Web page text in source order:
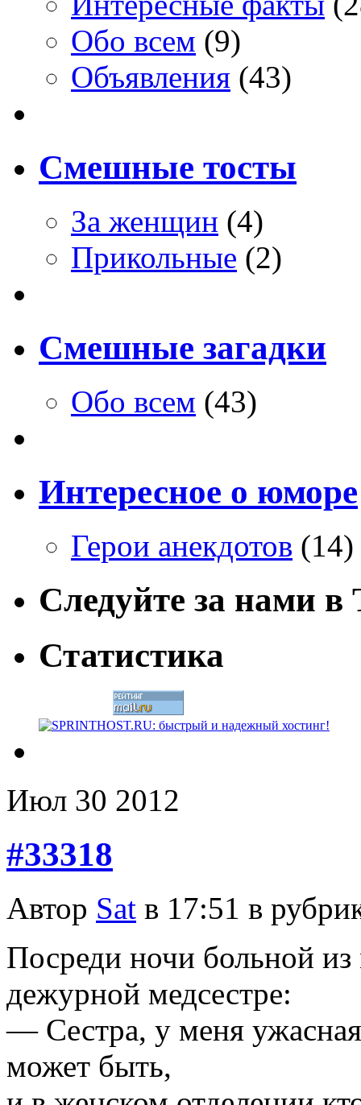
Обо всем (9)
Объявления (43)
Смешные тосты
За женщин (4)
Прикольные (2)
Смешные загадки
Обо всем (43)
Интересное о юморе
Герои анекдотов (14)
Следуйте за нами
Статистика
Июл 30 2012
#33318
Автор Sat в 17:51 в
Посреди ночи больной из
дежурной медсестре:
— Сестра, у меня
может быть,